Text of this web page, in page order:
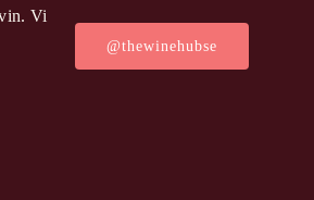
Vi
@thewinehubse